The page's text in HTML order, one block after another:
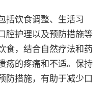
括饮食调整、生活习
腔护理以及预防措施等
食，结合自然疗法和药
疡的疼痛和不适。保持
防措施，有助于减少口